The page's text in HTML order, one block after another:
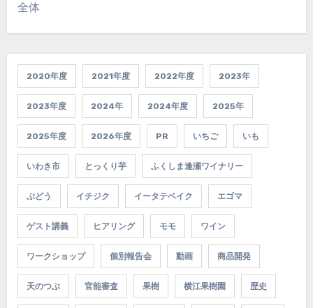
全体
2020年度 2021年度 2022年度 2023年
2023年度 2024年 2024年度 2025年
2025年度 2026年度 PR いちご いも
いわき市 とっくり芋 ふくしま逢瀬ワイナリー
ぶどう イチジク イータテベイク エゴマ
ゲスト講義 ヒアリング モモ ワイン
ワークショップ 個別報告会 動画 商品開発
天のつぶ 官能審査 果樹 横江果樹園 歴史